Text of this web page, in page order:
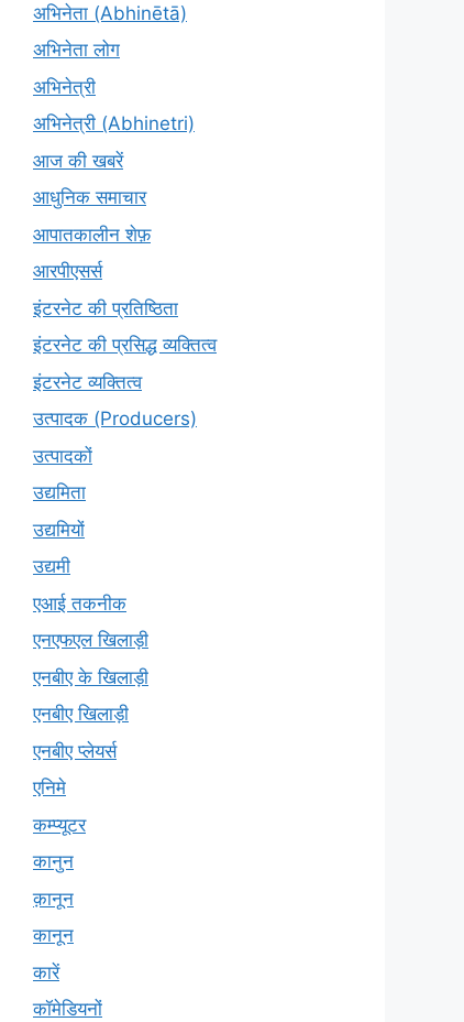
अभिनेता (Abhinētā)
अभिनेता लोग
अभिनेत्री
अभिनेत्री (Abhinetri)
आज की खबरें
आधुनिक समाचार
आपातकालीन शेफ़
आरपीएसर्स
इंटरनेट की प्रतिष्ठिता
इंटरनेट की प्रसिद्ध व्यक्तित्व
इंटरनेट व्यक्तित्व
उत्पादक (Producers)
उत्पादकों
उद्यमिता
उद्यमियों
उद्यमी
एआई तकनीक
एनएफएल खिलाड़ी
एनबीए के खिलाड़ी
एनबीए खिलाड़ी
एनबीए प्लेयर्स
एनिमे
कम्प्यूटर
कानुन
क़ानून
कानून
कारें
कॉमेडियनों